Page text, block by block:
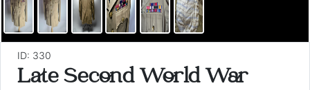
ID: 330
Late Second World War